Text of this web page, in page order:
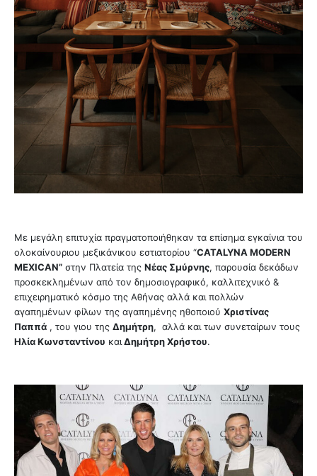
Με μεγάλη επιτυχία πραγματοποιήθηκαν τα επίσημα εγκαίνια του
ολοκαίνουριου μεξικάνικου εστιατορίου “CATALYNA MODERN
MEXICAN” στην Πλατεία της Νέας Σμύρνης, παρουσία δεκάδων
προσκεκλημένων από τον δημοσιογραφικό, καλλιτεχνικό &
επιχειρηματικό κόσμο της Αθήνας αλλά και πολλών
αγαπημένων φίλων της αγαπημένης ηθοποιού Χριστίνας
Παππά , του γιου της Δημήτρη, αλλά και των συνεταίρων τους
Ηλία Κωνσταντίνου καιΔημήτρη Χρήστου.